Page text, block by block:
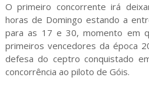
O primeiro concorrente irá
horas de Domingo estando a
para as 17 e 30, momento em
primeiros vencedores da época
defesa do ceptro conquistado
concorrência ao piloto de Góis.